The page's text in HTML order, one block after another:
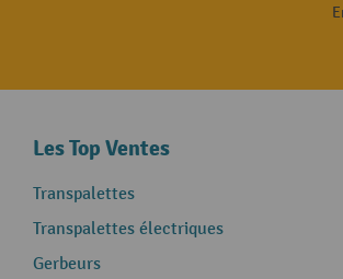
Les Top Ventes
Transpalettes
Transpalettes électriques
Gerbeurs